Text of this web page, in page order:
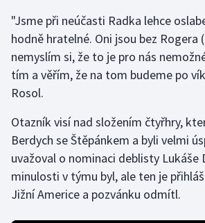
Vodní slalom
Volejbal
Ostatní
"Jsme při neúčasti Radka lehce
hodně hratelné. Oni jsou bez Rogera
nemyslím si, že to je pro nás
tím a věřím, že na tom budeme po
Rosol.
Otazník visí nad složením čtyřhry,
Berdych se Štěpánkem a byli velmi
uvažoval o nominaci deblisty Lukáše
minulosti v týmu byl, ale ten je
Jižní Americe a pozvánku odmítl.